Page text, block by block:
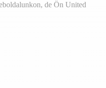
de Ön United